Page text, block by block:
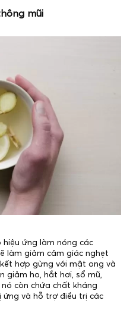
mũi
ứng làm nóng các
làm giảm cảm giác nghẹt
hợp gừng với mật ong và
giảm ho, hắt hơi, sổ mũ,
còn chứa chất kháng
ứng và hỗ trợ điều trị các